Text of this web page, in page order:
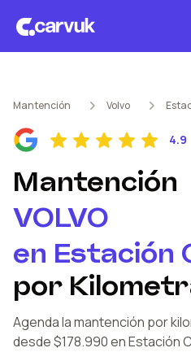
Mantención kilometraje
Revisión técnica
Mantención Volvo
4.9
Mantención
VOLVO
en Estación
por
Agenda la mantención por
desde $178.990en Estación